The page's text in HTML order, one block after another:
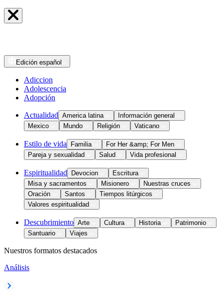
Edición español
Adiccion
Adolescencia
Adopción
Actualidad America latina
Información general
Mexico
Mundo Religión Vaticano
Estilo de vida Familia
For Her &amp; For Men
Pareja y sexualidad
Salud Vida profesional
Espiritualidad Devocion
Escritura
Misa y sacramentos
Misionero
Nuestras cruces
Oración
Santos
Tiempos litúrgicos
Valores espiritualidad
Descubrimiento Arte Cultura Historia
Patrimonio
Santuario
Viajes
Nuestros formatos destacados
Análisis